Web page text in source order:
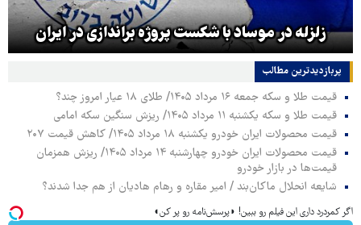
زلزله در موساد با شکست پروژه براندازی در ایران
پربازدیدترین‌ مطالب
قیمت طلا و سکه جمعه ۱۶ مرداد ۱۴۰۵/ طلای ۱۸ عیار امروز چند؟
قیمت طلا و سکه یکشنبه ۱۱ مرداد ۱۴۰۵/ ریزش سنگین سکه امامی
قیمت محصولات ایران خودرو یکشنبه ۱۸ مرداد ۱۴۰۵/ کاهش قیمت ۲۰۷
قیمت محصولات ایران خودرو چهارشنبه ۱۴ مرداد ۱۴۰۵/ ریزش همزمان
قیمت‌ها در بازار خودرو
شایعه انحلال ماکان‌بند / امیر مقاره و رهام هادیان از هم جدا شدند؟
اگر کمردرد داری این فیلم رو ببین! ◗پرسش‌نامه رو پر کن◖